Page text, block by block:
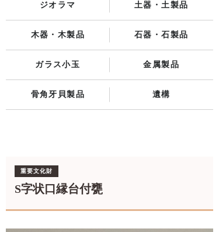
ジオラマ 土器・土製品
木器・木製品 石器・石製品
ガラス小玉 金属製品
骨角牙貝製品 遺構
S字状口縁台付甕
重要文化財